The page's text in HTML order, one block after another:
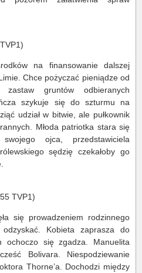
na finansowanie dalszej
Chce pożyczać pieniądze od
zastaw gruntów odbieranych
szykuje się do szturmu na
udział w bitwie, ale pułkownik
Młoda patriotka stara się
ojca, przedstawiciela
sędzię czekałoby go
TVP1)
się prowadzeniem rodzinnego
Kobieta zaprasza do
ochoczo się zgadza. Manuelita
Bolivara. Niespodziewanie
Thorne’a. Dochodzi między